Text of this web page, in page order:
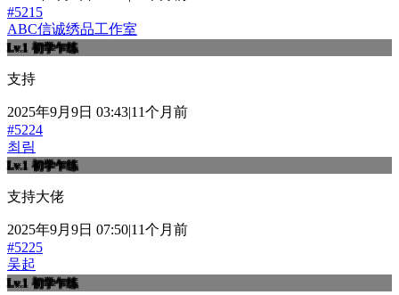
#5215
ABC信诚绣品工作室
Lv.1 初学乍练
支持
2025年9月9日 03:43|11个月前
#5224
최림
Lv.1 初学乍练
支持大佬
2025年9月9日 07:50|11个月前
#5225
吴起
Lv.1 初学乍练